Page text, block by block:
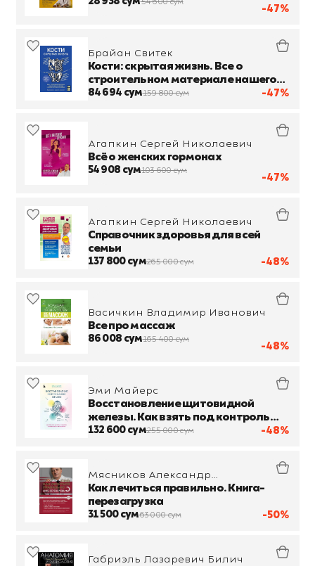
-47%
-47%
Брайан Свитек
Кости: скрытая жизнь. Все о
строительном материале нашего
скелета, который расскажет, кто
84 694 сум159 800 сум
-47%
Агапкин Сергей Николаевич
Всё о женских гормонах
54 908 сум103 600 сум
-48%
Агапкин Сергей Николаевич
Справочник здоровья для всей
семьи
137 800 сум265 000 сум
-48%
Васичкин Владимир Иванович
Все про массаж
86 008 сум165 400 сум
-48%
Эми Майерс
Восстановление щитовидной
железы. Как взять под контроль
гипотиреоз, тиреотоксикоз и АИТ
132 600 сум255 000 сум
-50%
Мясников Александр
Леонидович
Как лечиться правильно. Книга-
перезагрузка
31 500 сум63 000 сум
Габриэль Лазаревич Билич